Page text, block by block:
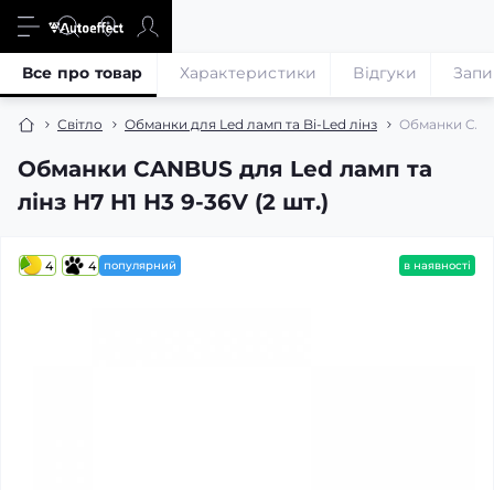
Світло Обманки для Led ламп та Bi-Led лінз Обманки
Обманки CANBUS для Led ламп та
лінз H7 H1 H3 9-36V (2 шт.)
Все про товар Характеристики Відгуки
4 4 популярний в наявності